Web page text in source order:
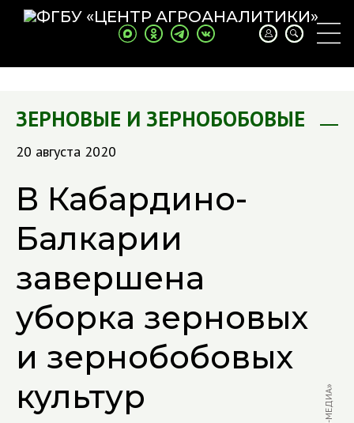
ЗЕРНОВЫЕ И ЗЕРНОБОБОВЫЕ
20 августа 2020
В Кабардино-
Балкарии
завершена
уборка зерновых
и зернобобовых
культур